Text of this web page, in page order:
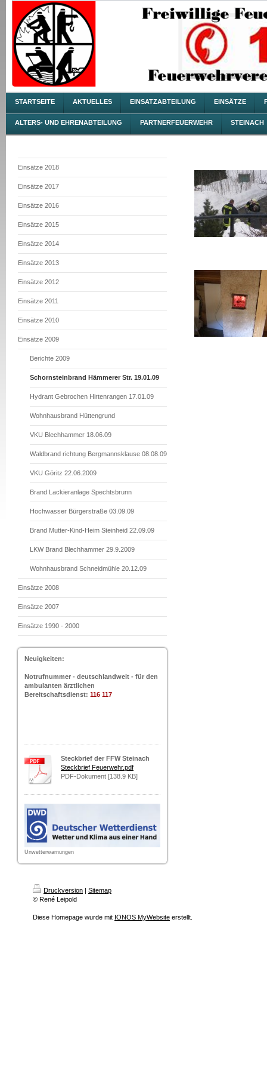
STARTSEITE AKTUELLES EINSATZABTEILUNG EINSÄTZE
ALTERS- UND EHRENABTEILUNG PARTNERFEUERWEHR STEINACH
Einsätze 2018
Einsätze 2017
Einsätze 2016
Einsätze 2015
Einsätze 2014
Einsätze 2013
Einsätze 2012
Einsätze 2011
Einsätze 2010
Einsätze 2009
Berichte 2009
Schornsteinbrand Hämmerer Str. 19.01.09
Hydrant Gebrochen Hirtenrangen 17.01.09
Wohnhausbrand Hüttengrund
VKU Blechhammer 18.06.09
Waldbrand richtung Bergmannsklause 08.08.09
VKU Göritz 22.06.2009
Brand Lackieranlage Spechtsbrunn
Hochwasser Bürgerstraße 03.09.09
Brand Mutter-Kind-Heim Steinheid 22.09.09
LKW Brand Blechhammer 29.9.2009
Wohnhausbrand Schneidmühle 20.12.09
Einsätze 2008
Einsätze 2007
Einsätze 1990 - 2000
Neuigkeiten:
Notrufnummer - deutschlandweit - für den
ambulanten ärztlichen
Bereitschaftsdienst: 116 117
Steckbrief der FFW Steinach
Steckbrief Feuerwehr.pdf
PDF-Dokument [138.9 KB]
Unwetterwarnungen
Druckversion
Sitemap
© René Leipold
Diese Homepage wurde mit IONOS MyWebsite erstellt.